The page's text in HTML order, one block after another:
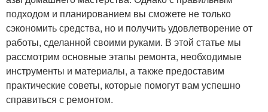
подходом и планированием вы сможете не только
сэкономить средства, но и получить удовлетворение от
работы, сделанной своими руками. В этой статье мы
рассмотрим основные этапы ремонта, необходимые
инструменты и материалы, а также предоставим
практические советы, которые помогут вам успешно
справиться с ремонтом.